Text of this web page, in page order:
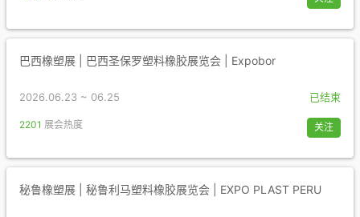
巴西橡塑展 | 巴西圣保罗塑料橡胶展览会 | Expobor
2026.06.23 ~ 06.25 已结束
2201 展会热度 关注
秘鲁橡塑展 | 秘鲁利马塑料橡胶展览会 | EXPO PLAST PERU